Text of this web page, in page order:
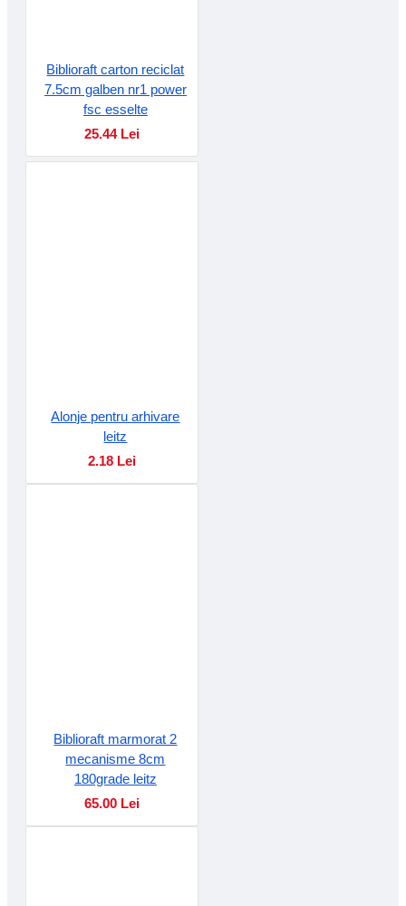
Biblioraft carton reciclat
7.5cm galben nr1 power
fsc esselte
25.44 Lei
Alonje pentru arhivare
leitz
2.18 Lei
Biblioraft marmorat 2
mecanisme 8cm
180grade leitz
65.00 Lei